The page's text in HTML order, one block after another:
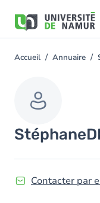
contenu
You
Accueil Annuaire
Stéphane
Contacter par